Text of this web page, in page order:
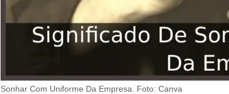
Sonhar Com Uniforme Da Empresa. Foto: Canva